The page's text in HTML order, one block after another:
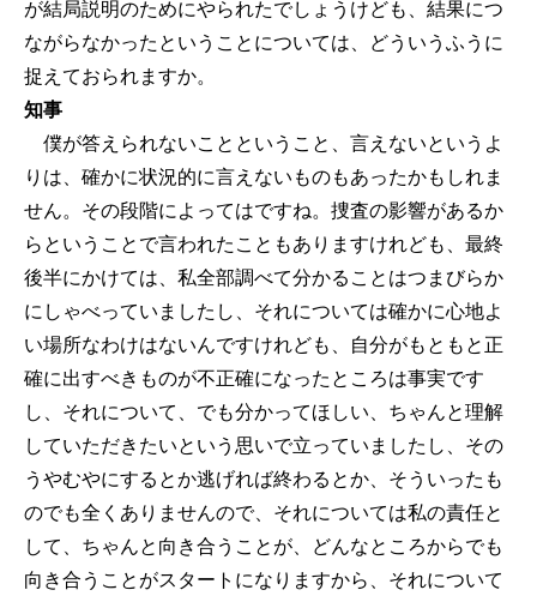
が結局説明のためにやられたでしょうけども、結果につ
ながらなかったということについては、どういうふうに
捉えておられますか。
知事
僕が答えられないことということ、言えないというよ
りは、確かに状況的に言えないものもあったかもしれま
せん。その段階によってはですね。捜査の影響があるか
らということで言われたこともありますけれども、最終
後半にかけては、私全部調べて分かることはつまびらか
にしゃべっていましたし、それについては確かに心地よ
い場所なわけはないんですけれども、自分がもともと正
確に出すべきものが不正確になったところは事実です
し、それについて、でも分かってほしい、ちゃんと理解
していただきたいという思いで立っていましたし、その
うやむやにするとか逃げれば終わるとか、そういったも
のでも全くありませんので、それについては私の責任と
して、ちゃんと向き合うことが、どんなところからでも
向き合うことがスタートになりますから、それについて